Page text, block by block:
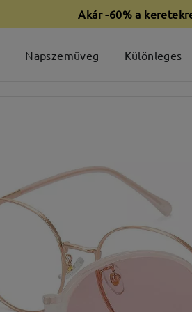
Akár -60% a
Napszemüveg Különleges